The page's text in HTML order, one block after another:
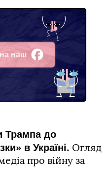
наш
Трампа до
в Україні. Огляд
про війну за